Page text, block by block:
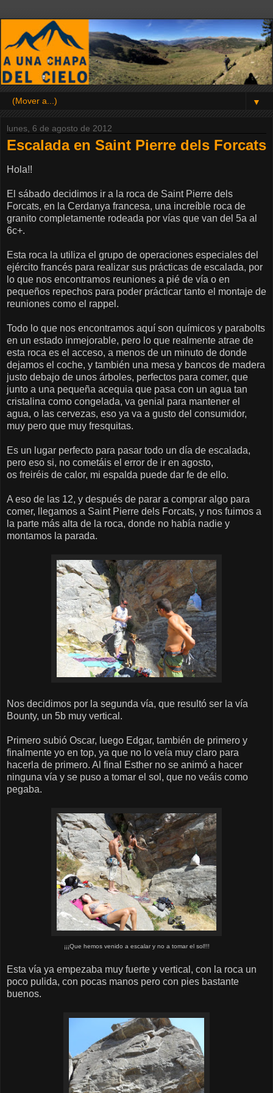
▼
lunes, 6 de agosto de 2012
Escalada en Saint Pierre dels Forcats
Hola!!
El sábado decidimos ir a la roca de Saint Pierre dels
Forcats, en la Cerdanya francesa, una increíble roca de
granito completamente rodeada por vías que van del 5a al
6c+.
Esta roca la utiliza el grupo de operaciones especiales del
ejército francés para realizar sus prácticas de escalada, por
lo que nos encontramos reuniones a pié de vía o en
pequeños repechos para poder prácticar tanto el montaje de
reuniones como el rappel.
Todo lo que nos encontramos aquí son químicos y parabolts
en un estado inmejorable, pero lo que realmente atrae de
esta roca es el acceso, a menos de un minuto de donde
dejamos el coche, y también una mesa y bancos de madera
justo debajo de unos árboles, perfectos para comer, que
junto a una pequeña acequia que pasa con un agua tan
cristalina como congelada, va genial para mantener el
agua, o las cervezas, eso ya va a gusto del consumidor,
muy pero que muy fresquitas.
Es un lugar perfecto para pasar todo un día de escalada,
pero eso si, no cometáis el error de ir en agosto,
os freiréis de calor, mi espalda puede dar fe de ello.
A eso de las 12, y después de parar a comprar algo para
comer, llegamos a Saint Pierre dels Forcats, y nos fuimos a
la parte más alta de la roca, donde no había nadie y
montamos la parada.
Nos decidimos por la segunda vía, que resultó ser la vía
Bounty, un 5b muy vertical.
Primero subió Oscar, luego Edgar, también de primero y
finalmente yo en top, ya que no lo veía muy claro para
hacerla de primero. Al final Esther no se animó a hacer
ninguna vía y se puso a tomar el sol, que no veáis como
pegaba.
¡¡¡Que hemos venido a escalar y no a tomar el sol!!!
Esta vía ya empezaba muy fuerte y vertical, con la roca un
poco pulida, con pocas manos pero con pies bastante
buenos.